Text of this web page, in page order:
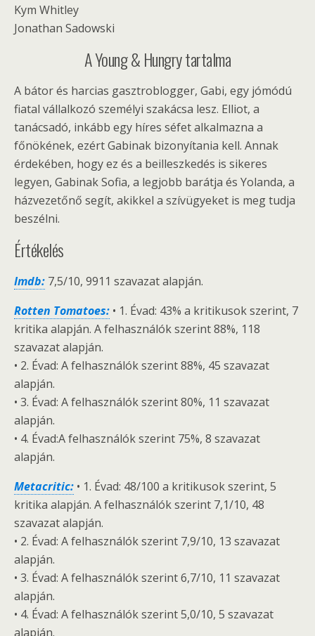
Kym Whitley
Jonathan Sadowski
A Young & Hungry tartalma
A bátor és harcias gasztroblogger, Gabi, egy jómódú
fiatal vállalkozó személyi szakácsa lesz. Elliot, a
tanácsadó, inkább egy híres séfet alkalmazna a
főnökének, ezért Gabinak bizonyítania kell. Annak
érdekében, hogy ez és a beilleszkedés is sikeres
legyen, Gabinak Sofia, a legjobb barátja és Yolanda, a
házvezetőnő segít, akikkel a szívügyeket is meg tudja
beszélni.
Értékelés
Imdb: 7,5/10, 9911 szavazat alapján.
Rotten Tomatoes: • 1. Évad: 43% a kritikusok szerint, 7
kritika alapján. A felhasználók szerint 88%, 118
szavazat alapján.
• 2. Évad: A felhasználók szerint 88%, 45 szavazat
alapján.
• 3. Évad: A felhasználók szerint 80%, 11 szavazat
alapján.
• 4. Évad:A felhasználók szerint 75%, 8 szavazat
alapján.
Metacritic: • 1. Évad: 48/100 a kritikusok szerint, 5
kritika alapján. A felhasználók szerint 7,1/10, 48
szavazat alapján.
• 2. Évad: A felhasználók szerint 7,9/10, 13 szavazat
alapján.
• 3. Évad: A felhasználók szerint 6,7/10, 11 szavazat
alapján.
• 4. Évad: A felhasználók szerint 5,0/10, 5 szavazat
alapján.